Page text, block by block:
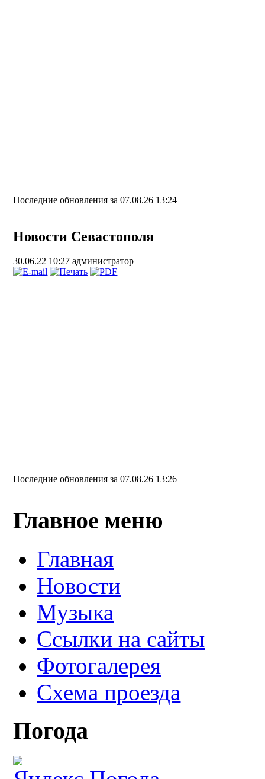
Последние обновления за 07.08.26 13:24
Новости Севастополя
30.06.22 10:27администратор
Последние обновления за 07.08.26 13:26
Главное меню
Главная
Новости
Музыка
Ссылки на сайты
Фотогалерея
Схема проезда
Погода